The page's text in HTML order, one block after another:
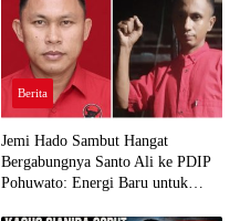
Berita
Jemi Hado Sambut Hangat
Bergabungnya Santo Ali ke PDIP
Pohuwato: Energi Baru untuk